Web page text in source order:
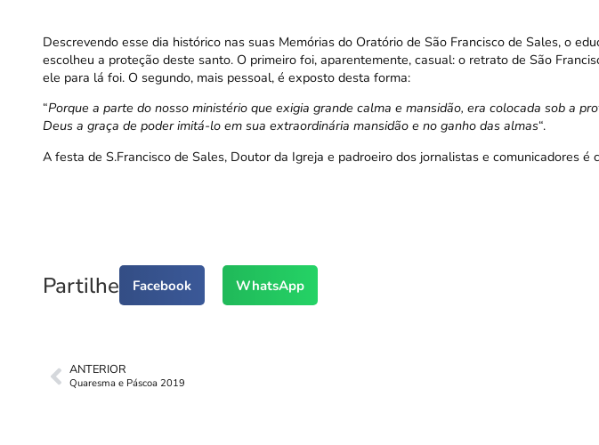
Descrevendo esse dia histórico nas suas Memórias do Oratório de São Francisco de Sales, o
escolheu a proteção deste santo. O primeiro foi, aparentemente, casual: o retrato de São
ele para lá foi. O segundo, mais pessoal, é exposto desta forma:
“Porque a parte do nosso ministério que exigia grande calma e mansidão, era colocada sob a
Deus a graça de poder imitá-lo em sua extraordinária mansidão e no ganho das almas“.
A festa de S.Francisco de Sales, Doutor da Igreja e padroeiro dos jornalistas e comunicadores é
Partilhe Facebook WhatsApp
ANTERIOR
Quaresma e Páscoa 2019